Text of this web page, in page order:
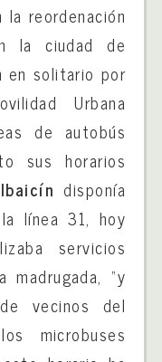
la reordenación
la ciudad de
en solitario por
Urbana
de autobús
sus horarios
disponía
línea 31, hoy
servicios
“y
vecinos del
microbuses